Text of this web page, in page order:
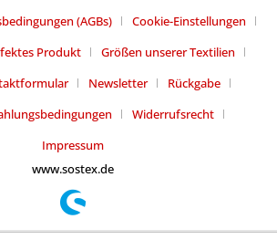
(AGBs)
Cookie-Einstellungen
Produkt
Größen unserer Textilien
Newsletter
Rückgabe
Widerrufsrecht
Impressum
www.sostex.de